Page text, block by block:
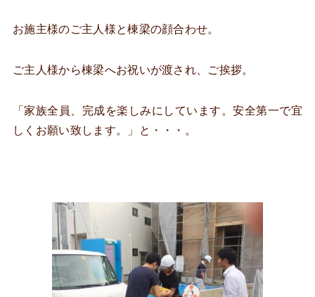
お施主様のご主人様と棟梁の顔合わせ。
ご主人様から棟梁へお祝いが渡され、ご挨拶。
「家族全員、完成を楽しみにしています。安全第一で宜
しくお願い致します。」と・・・。